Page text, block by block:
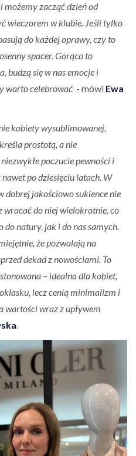
możemy zacząć dzień od
wieczorem w klubie. Jeśli tylko
do każdej oprawy, czy to
spacer. Gorąco to
budzą się w nas emocje i
warto celebrować - mówi Ewa
kobiety wysublimowanej,
prostotą, a nie
poczucie pewności i
po dziesięciu latach. W
dobrej jakościowo sukience nie
wracać do niej wielokrotnie, co
do natury, jak i do nas samych.
że pozwalają na
dekad z nowościami. To
– idealna dla kobiet,
lecz cenią minimalizm i
wartości wraz z upływem
.